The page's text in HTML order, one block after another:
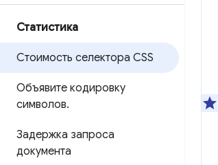
Статистика
Стоимость селектора CSS
Объявите кодировку
символов.
Задержка запроса
документа